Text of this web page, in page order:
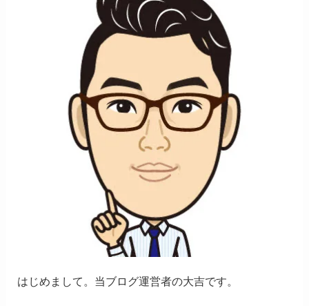
はじめまして。当ブログ運営者の大吉です。